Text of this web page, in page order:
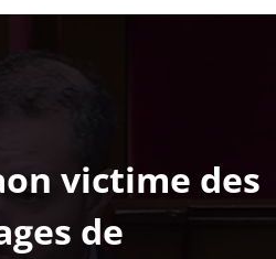
victime des
de